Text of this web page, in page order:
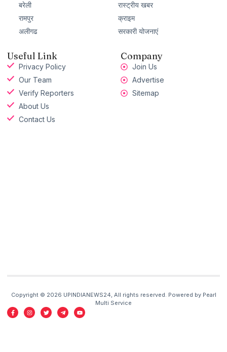
बरेली
रामपुर
अलीगढ
रास्ट्रीय खबर
क्राइम
सरकारी योजनाएं
Useful Link
Privacy Policy
Our Team
Verify Reporters
About Us
Contact Us
Company
Join Us
Advertise
Sitemap
Copyright © 2026 UPINDIANEWS24, All rights reserved. Powered by Pearl
Multi Service